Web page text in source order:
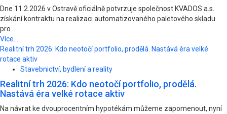
Dne 11.2.2026 v Ostravě oficiálně potvrzuje společnost KVADOS a.s.
získání kontraktu na realizaci automatizovaného paletového skladu
pro...
Více...
Realitní trh 2026: Kdo neotočí portfolio, prodělá. Nastává éra velké
rotace aktiv
Stavebnictví, bydlení a reality
Realitní trh 2026: Kdo neotočí portfolio, prodělá.
Nastává éra velké rotace aktiv
Na návrat ke dvouprocentním hypotékám můžeme zapomenout, nyní